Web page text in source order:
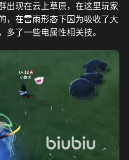
出现在云上草原，在这里玩家
，在雷雨形态下因为吸收了大
多了一些电属性相关技。